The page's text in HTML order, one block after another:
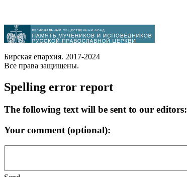
Бирская епархия. 2017-2024
Все права защищены.
Spelling error report
The following text will be sent to our editors:
Your comment (optional):